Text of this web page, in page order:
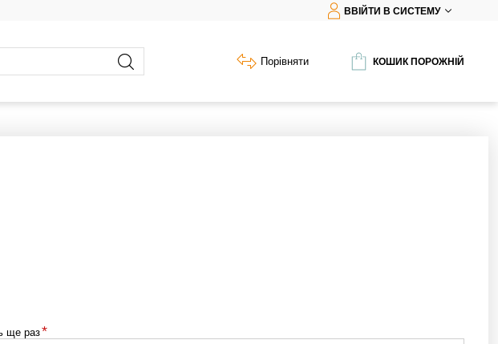
ВВІЙТИ В СИСТЕМУ
Порівняти КОШИК ПОРОЖНІЙ
ще раз*